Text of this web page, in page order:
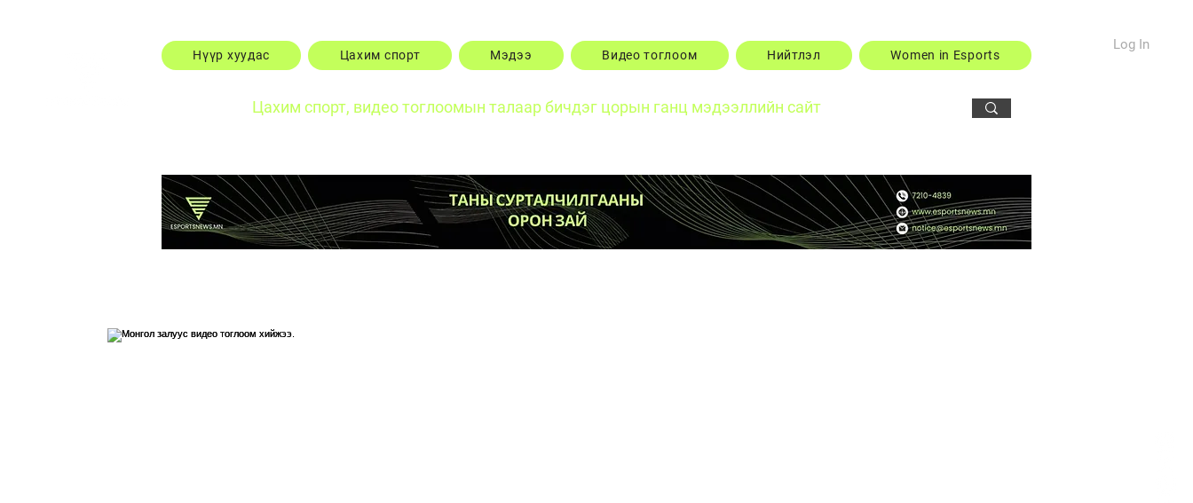
Нүүр хуудас Цахим спорт Мэдээ Видео тоглоом Нийтлэл Women in Esports
Log In
Цахим спорт, видео тоглоомын талаар бичдэг цорын ганц мэдээллийн сайт
Posts